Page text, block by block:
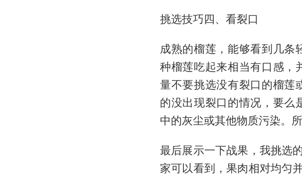
挑选技巧四、看裂口
成熟的榴莲，能够看到几条
种榴莲吃起来相当有口感，
量不要挑选没有裂口的榴莲
的没出现裂口的情况，要么
中的灰尘或其他物质污染。
最后展示一下战果，我挑选
家可以看到，果肉相对均匀